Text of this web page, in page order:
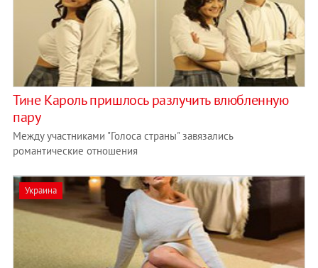
Тине Кароль пришлось разлучить влюбленную
пару
Между участниками "Голоса страны" завязались
романтические отношения
Украина